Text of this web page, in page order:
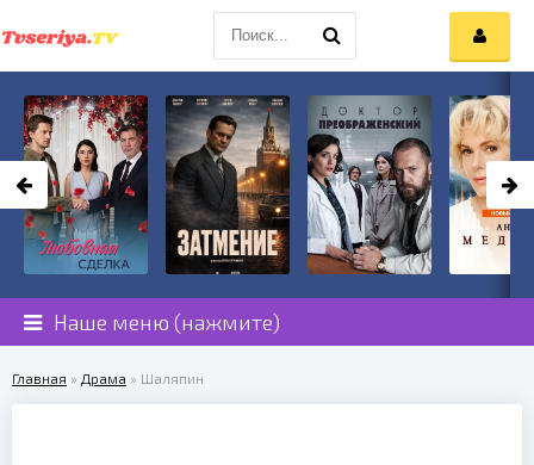
Наше меню (нажмите)
Главная » Драма » Шаляпин